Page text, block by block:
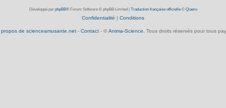
Développé par phpBB® Forum Software © phpBB Limited Traduction française officielle© Qiaeru
Confidentialité Conditions
de scienceamusante.net- Contact- © Anima-Science. Tous droits réservés pour tous